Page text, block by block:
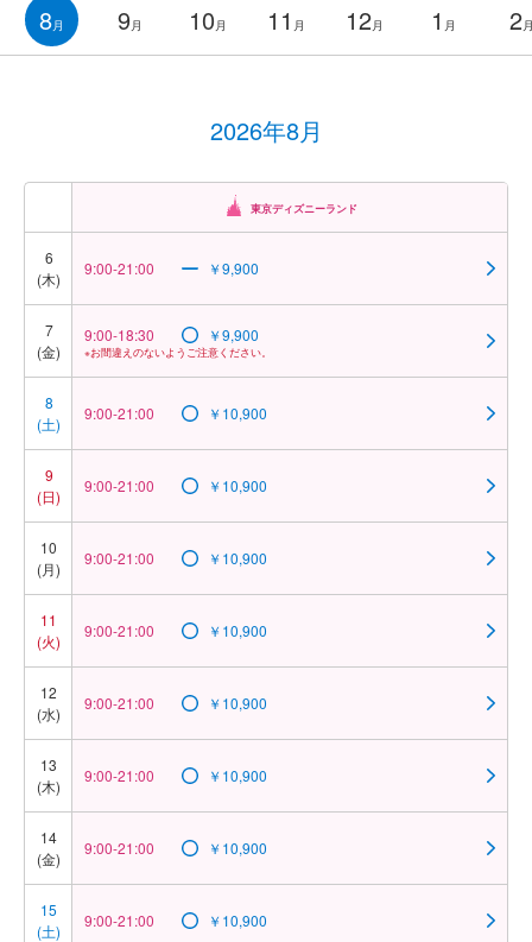
8月 9月 10 月 11 月 12月 1 月 2
2026年8月
東京ディズニーランド
6
(木)
9:00-21:00 ￥9,900
7
(金)
9:00-18:30 ￥9,900
※お間違えのないようご注意ください。
8
(土)
9:00-21:00 ￥10,900
9
(日)
9:00-21:00 ￥10,900
10
(月)
9:00-21:00 ￥10,900
11
(火)
9:00-21:00 ￥10,900
12
(水)
9:00-21:00 ￥10,900
13
(木)
9:00-21:00 ￥10,900
14
(金)
9:00-21:00 ￥10,900
15
(土)
9:00-21:00 ￥10,900